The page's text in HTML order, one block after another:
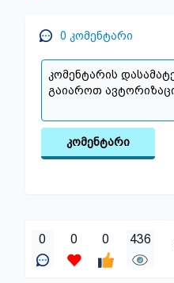
0 კომენტარი
კომენტარი
0 0 0 436